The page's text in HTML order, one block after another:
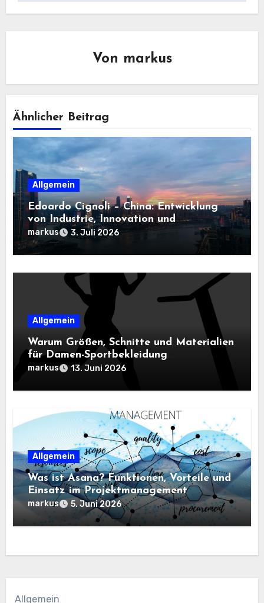
Von markus
Ähnlicher Beitrag
Allgemein
Edoardo Cignoli – China: Entwicklung
von Industrie, Innovation und
Technologie
markus 3. Juli 2026
Allgemein
Warum Größen, Schnitte und Materialien
für Damen-Sportbekleidung
entscheidend sind
markus 13. Juni 2026
Allgemein
Was ist Asana? Funktionen, Vorteile und
Einsatz im Projektmanagement
markus 5. Juni 2026
Allgemein